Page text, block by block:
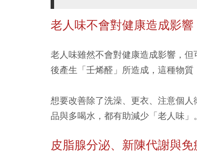
老人味不會對健康造成影
老人味雖然不會對健康造成影響，
後產生「壬烯醛」所造成，這種物質
想要改善除了洗澡、更衣、注意個
品與多喝水，都有助減少「老人味」。
皮脂腺分泌、新陳代謝與